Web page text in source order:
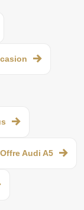
Offre Audi A5